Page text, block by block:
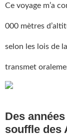
Ce voyage m’a
000 mètres
selon les lois de
transmet
Des
souffle des